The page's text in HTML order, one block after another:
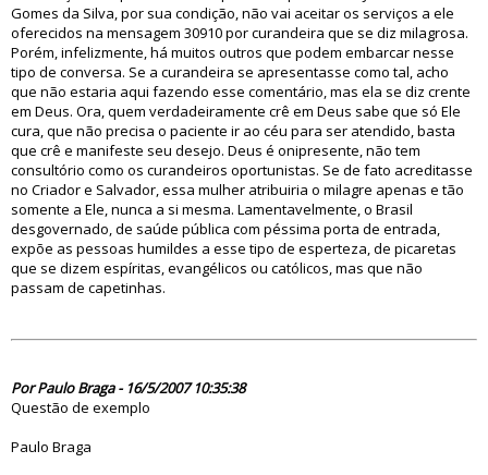
Gomes da Silva, por sua condição, não vai aceitar os serviços a ele
oferecidos na mensagem 30910 por curandeira que se diz milagrosa.
Porém, infelizmente, há muitos outros que podem embarcar nesse
tipo de conversa. Se a curandeira se apresentasse como tal, acho
que não estaria aqui fazendo esse comentário, mas ela se diz crente
em Deus. Ora, quem verdadeiramente crê em Deus sabe que só Ele
cura, que não precisa o paciente ir ao céu para ser atendido, basta
que crê e manifeste seu desejo. Deus é onipresente, não tem
consultório como os curandeiros oportunistas. Se de fato acreditasse
no Criador e Salvador, essa mulher atribuiria o milagre apenas e tão
somente a Ele, nunca a si mesma. Lamentavelmente, o Brasil
desgovernado, de saúde pública com péssima porta de entrada,
expõe as pessoas humildes a esse tipo de esperteza, de picaretas
que se dizem espíritas, evangélicos ou católicos, mas que não
passam de capetinhas.
Por Paulo Braga - 16/5/2007 10:35:38
Questão de exemplo
Paulo Braga